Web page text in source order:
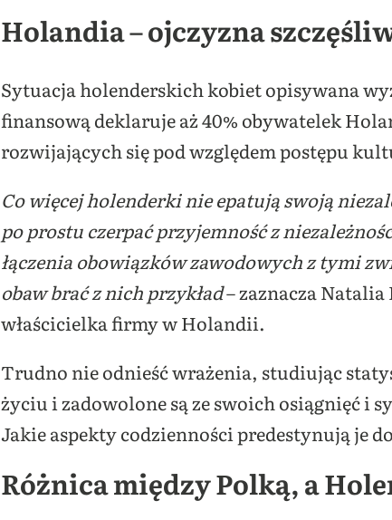
Holandia – ojczyzna
Sytuacja holenderskich kobiet opisywana
finansową deklaruje aż 40% obywatelek
rozwijających się pod względem postępu
Co więcej holenderki nie epatują swoją
po prostu czerpać przyjemność z
łączenia obowiązków zawodowych z tymi
obaw brać z nich przykład– zaznacza
właścicielka firmy w Holandii.
Trudno nie odnieść wrażenia, studiując
życiu i zadowolone są ze swoich osiągnięć i
Jakie aspekty codzienności predestynują je
Różnica między Polką, a